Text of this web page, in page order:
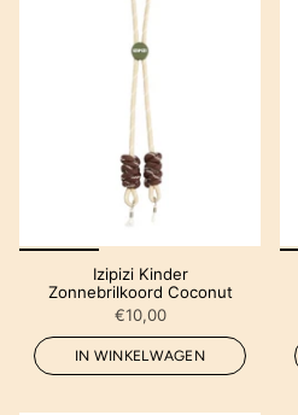
Izipizi Kinder
Zonnebrilkoord Coconut
€10,00
IN WINKELWAGEN